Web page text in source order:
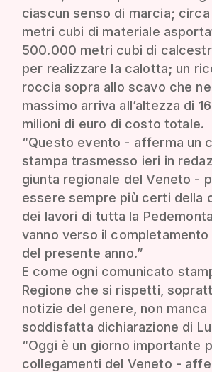
ciascun senso di marcia; circa
metri cubi di materiale
500.000 metri cubi di
per realizzare la calotta; un
roccia sopra allo scavo che
massimo arriva all’altezza di
milioni di euro di costo totale.
“Questo evento - afferma un
stampa trasmesso ieri in
giunta regionale del Veneto -
essere sempre più certi della
dei lavori di tutta la
vanno verso il
del presente anno.”
E come ogni comunicato
Regione che si rispetti,
notizie del genere, non manca
soddisfatta dichiarazione di
“Oggi è un giorno importante
collegamenti del Veneto -